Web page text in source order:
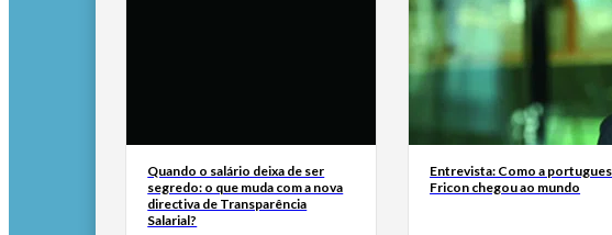
Quando o salário deixa de ser
segredo: o que muda com a nova
directiva de Transparência
Salarial?
Entrevista: Como a
Fricon chegou ao mundo